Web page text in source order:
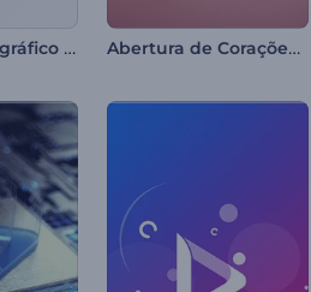
Logotipo holográfico revelado Abertura de Corações para o Dia dos Namorados